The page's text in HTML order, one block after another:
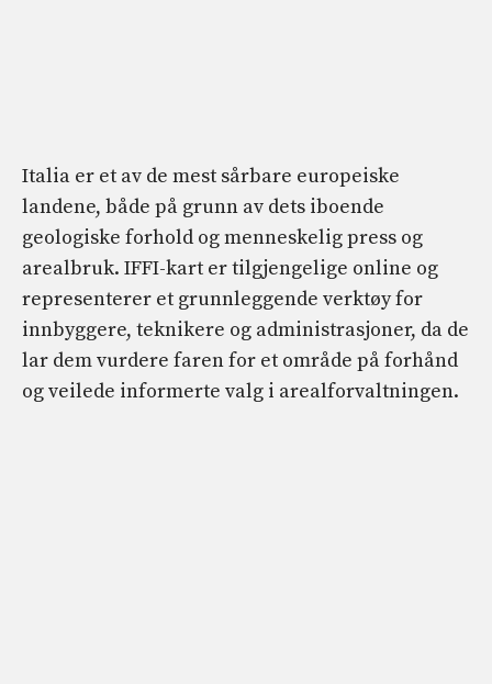
Italia er et av de mest sårbare europeiske
landene, både på grunn av dets iboende
geologiske forhold og menneskelig press og
arealbruk. IFFI-kart er tilgjengelige online og
representerer et grunnleggende verktøy for
innbyggere, teknikere og administrasjoner, da de
lar dem vurdere faren for et område på forhånd
og veilede informerte valg i arealforvaltningen.